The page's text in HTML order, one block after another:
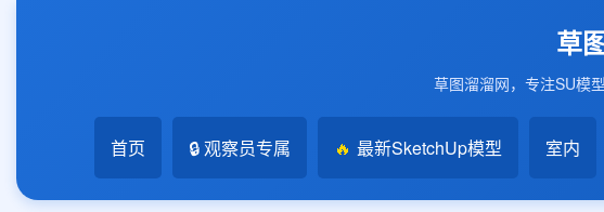
草
草图溜溜网，专注SU模
首页 🔒 观察员专属 🔥 最新SketchUp模型 室内